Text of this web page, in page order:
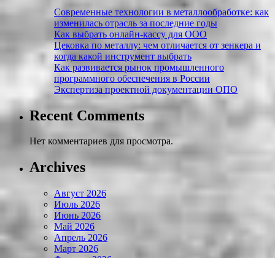
Современные технологии в металлообработке: как
изменилась отрасль за последние годы
Как выбрать онлайн-кассу для ООО
Цековка по металлу: чем отличается от зенкера и
когда какой инструмент выбрать
Как развивается рынок промышленного
программного обеспечения в России
Экспертиза проектной документации ОПО
Recent Comments
Нет комментариев для просмотра.
Archives
Август 2026
Июль 2026
Июнь 2026
Май 2026
Апрель 2026
Март 2026